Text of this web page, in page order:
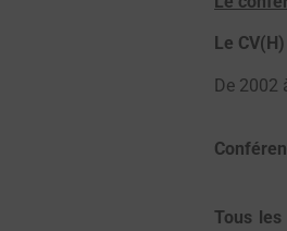
Le
De 2002
Tous les